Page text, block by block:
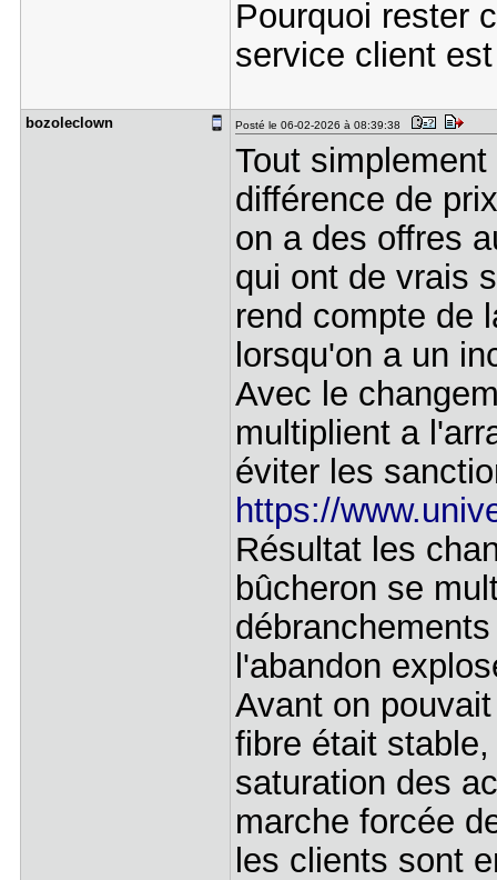
Pourquoi rester
service client
bozoleclow​n Posté le 06-02-2026 à 08:39:38
Tout
différence de
on a des offres
qui ont de vrais
rend compte de
lorsqu'on a un
Avec le
multiplient a
éviter les
https://
Résultat les
bûcheron se
l'abandon
Avant on
fibre était
saturation des
marche forcée
les clients sont